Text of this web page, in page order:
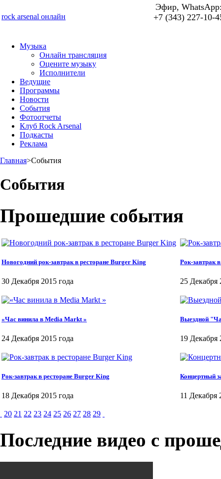
rock arsenal онлайн
Эфир,
+7 (343) 227-10-
Музыка
Онлайн трансляция
Оцените музыку
Исполнители
Ведущие
Программы
Новости
События
Фотоотчеты
Клуб Rock Arsenal
Подкасты
Реклама
Главная>События
События
Прошедшие события
Новогодний рок-завтрак в ресторане Burger King
30 Декабря 2015 года
Рок-завтрак
25 Декабря
«Час винила в Media Markt »
24 Декабря 2015 года
Выездной
19 Декабря
Рок-завтрак в ресторане Burger King
18 Декабря 2015 года
Концертный
11 Декабря
20 21 22 23 24 25 26 27 28 29
Последние видео с